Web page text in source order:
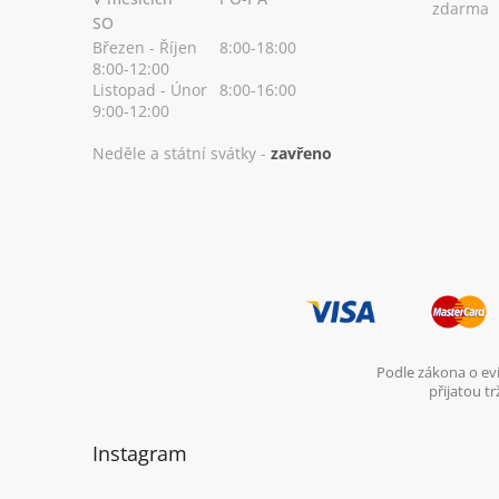
SO
Březen - Říjen
8:00-18:00
8:00-12:00
Listopad - Únor 8:00-16:00
9:00-12:00
Neděle a státní svátky - zavřeno
zdarma
Podle zákona o
přijatou
Instagram